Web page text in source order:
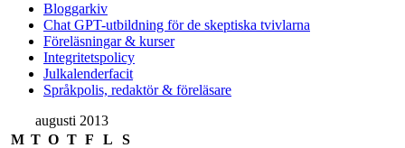
Bloggarkiv
Chat GPT-utbildning för de skeptiska tvivlarna
Föreläsningar & kurser
Integritetspolicy
Julkalenderfacit
Språkpolis, redaktör & föreläsare
Sidopanel
augusti 2013
M T O T F L
S